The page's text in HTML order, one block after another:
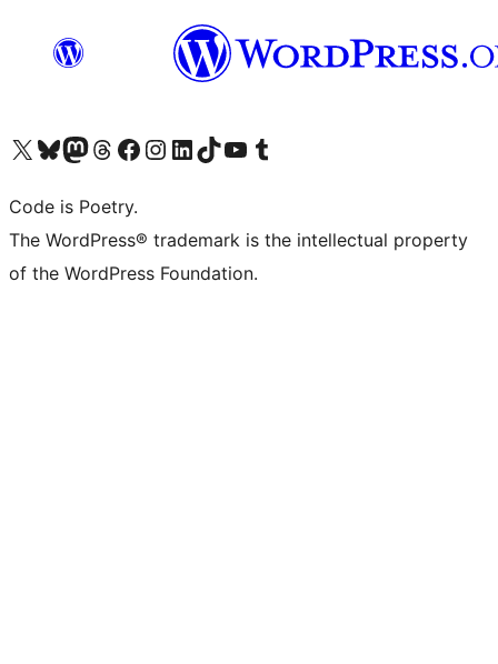
Visita il nostro account X (ex Twitter)
Visita il nostro account Bluesky
Visita il nostro account Mastodon
Visita il nostro account Threads
Visita la nostra pagina Facebook
Visita il nostro account Instagram
Visita il nostro account LinkedIn
Visita il nostro account TikTok
Visita il nostro canale YouTube
Visita il nostro account Tumblr
Code is Poetry.
The WordPress® trademark is the intellectual property
of the WordPress Foundation.